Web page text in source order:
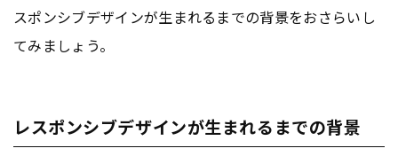
スポンシブデザインが生まれるまでの背景をおさらいし
てみましょう。
レスポンシブデザインが生まれるまでの背景